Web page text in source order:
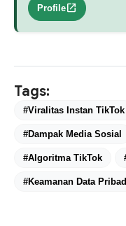
Profileopen_in_new
Tags:
#Viralitas Instan TikTok
#Dampak Media Sosial
#Algoritma TikTok
#Keamanan Data